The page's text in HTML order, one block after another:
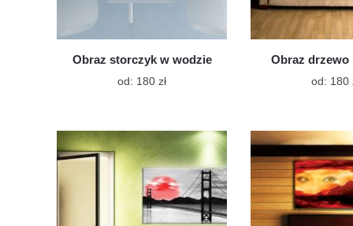
Obraz storczyk w wodzie
od: 180 złTen
wiele
wariantów.
Opcje
można
wybrać
Obraz drzewo
od: 180